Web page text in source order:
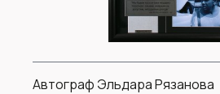
Автограф Эльдара Рязанова